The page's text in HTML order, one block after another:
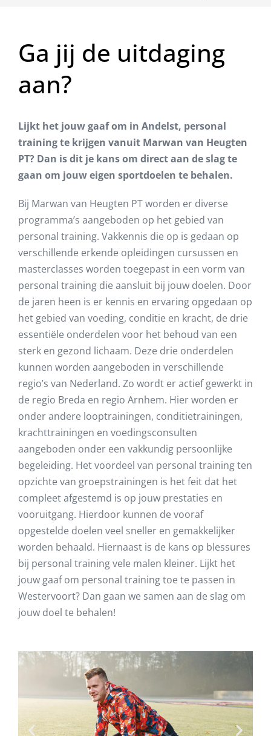
Ga jij de uitdaging
aan?
Lijkt het jouw gaaf om in Andelst, personal
training te krijgen vanuit Marwan van Heugten
PT? Dan is dit je kans om direct aan de slag te
gaan om jouw eigen sportdoelen te behalen.
Bij Marwan van Heugten PT worden er diverse
programma’s aangeboden op het gebied van
personal training. Vakkennis die op is gedaan op
verschillende erkende opleidingen cursussen en
masterclasses worden toegepast in een vorm van
personal training die aansluit bij jouw doelen. Door
de jaren heen is er kennis en ervaring opgedaan op
het gebied van voeding, conditie en kracht, de drie
essentiële onderdelen voor het behoud van een
sterk en gezond lichaam. Deze drie onderdelen
kunnen worden aangeboden in verschillende
regio’s van Nederland. Zo wordt er actief gewerkt in
de regio Breda en regio Arnhem. Hier worden er
onder andere looptrainingen, conditietrainingen,
krachttrainingen en voedingsconsulten
aangeboden onder een vakkundig persoonlijke
begeleiding. Het voordeel van personal training ten
opzichte van groepstrainingen is het feit dat het
compleet afgestemd is op jouw prestaties en
vooruitgang. Hierdoor kunnen de vooraf
opgestelde doelen veel sneller en gemakkelijker
worden behaald. Hiernaast is de kans op blessures
bij personal training vele malen kleiner. Lijkt het
jouw gaaf om personal training toe te passen in
Westervoort? Dan gaan we samen aan de slag om
jouw doel te behalen!